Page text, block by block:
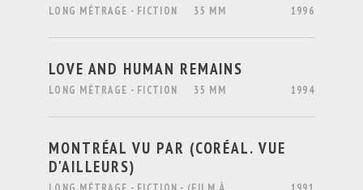
LONG MÉTRAGE - FICTION 35 MM 1996
LOVE AND HUMAN REMAINS
LONG MÉTRAGE - FICTION 35 MM 1994
MONTRÉAL VU PAR (CORÉAL. VUE
D'AILLEURS)